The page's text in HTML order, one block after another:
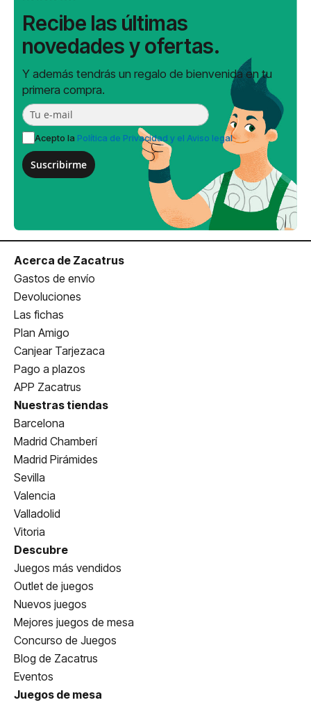
Recibe las últimas
novedades y ofertas.
Y además tendrás un regalo de bienvenida en tu
primera compra.
Acepto la Política de Privacidad y el Aviso legal
Suscribirme
Acerca de Zacatrus
Gastos de envío
Devoluciones
Las fichas
Plan Amigo
Canjear Tarjezaca
Pago a plazos
APP Zacatrus
Nuestras tiendas
Barcelona
Madrid Chamberí
Madrid Pirámides
Sevilla
Valencia
Valladolid
Vitoria
Descubre
Juegos más vendidos
Outlet de juegos
Nuevos juegos
Mejores juegos de mesa
Concurso de Juegos
Blog de Zacatrus
Eventos
Juegos de mesa